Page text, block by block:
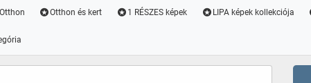
Otthon Otthon és kert 1 RÉSZES képek LIPA képek kollekciója